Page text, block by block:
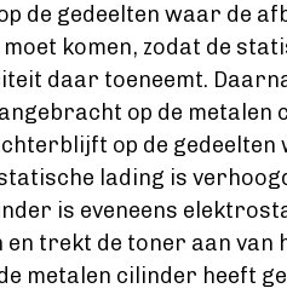
de gedeelten waar de
komen, zodat de
daar toeneemt.
op de metalen
op de gedeelten
lading is
is eveneens
en trekt de toner aan van
metalen cilinder heeft